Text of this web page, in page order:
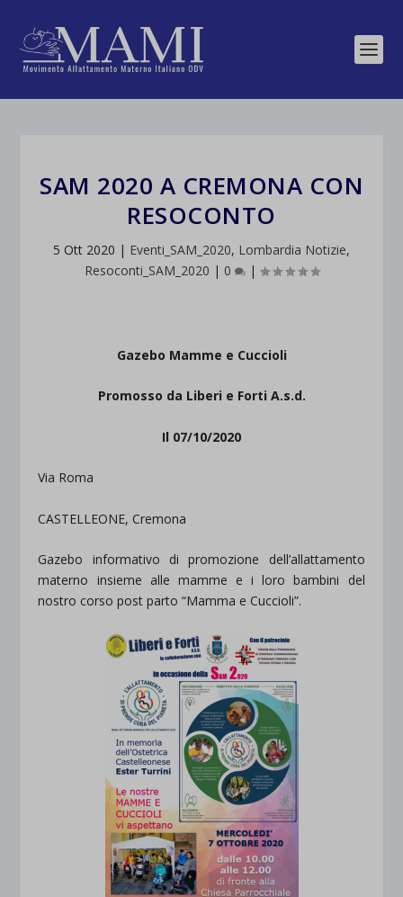
SAM 2020 A CREMONA CON
RESOCONTO
5 Ott 2020 | Eventi_SAM_2020, Lombardia Notizie,
Resoconti_SAM_2020 | 0 |
Gazebo Mamme e Cuccioli
Promosso da Liberi e Forti A.s.d.
Il 07/10/2020
Via Roma
CASTELLEONE, Cremona
Gazebo informativo di promozione dell’allattamento
materno insieme alle mamme e i loro bambini del
nostro corso post parto “Mamma e Cuccioli”.